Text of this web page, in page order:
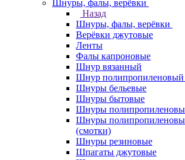
Шнуры, фалы, верёвки
Назад
Шнуры, фалы, верёвки
Верёвки джутовые
Ленты
Фалы капроновые
Шнур вязанный
Шнур
Шнуры бельевые
Шнуры бытовые
Шнуры
Шнуры
(смотки)
Шнуры резиновые
Шпагаты джутовые